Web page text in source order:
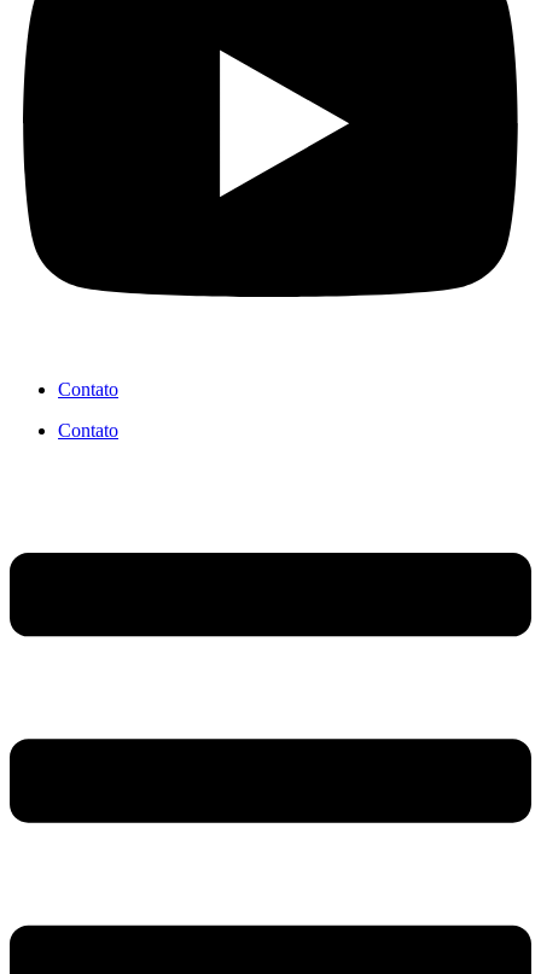
Contato
Contato